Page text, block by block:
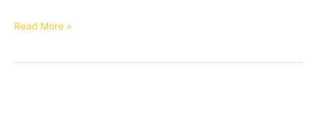
A
agendas!
Read More »